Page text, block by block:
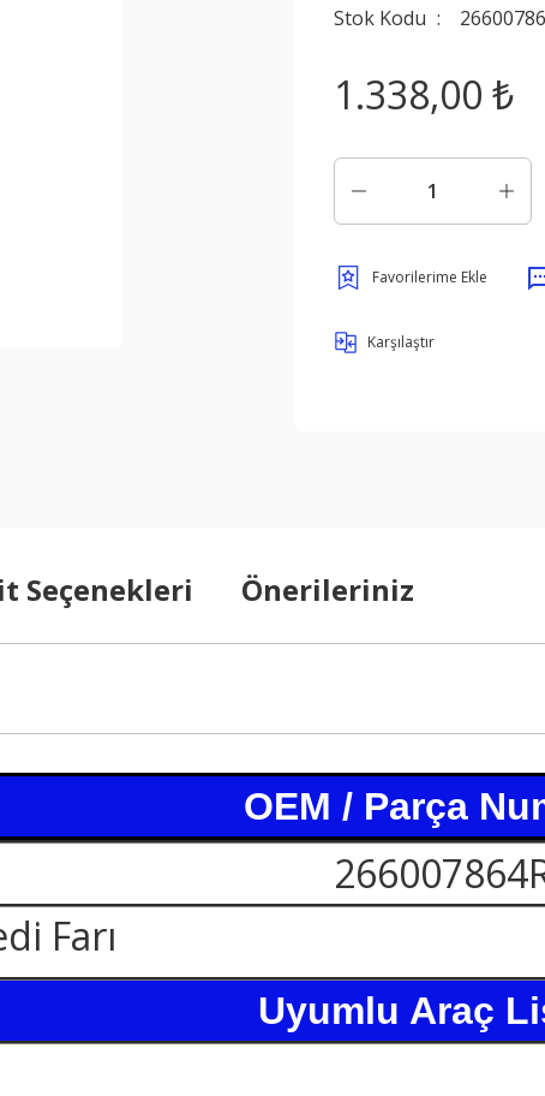
Stok Kodu
1.338,00 ₺
Karşılaştır
Seçenekleri Önerileriniz
OEM / Parça
Farı
Uyumlu Araç